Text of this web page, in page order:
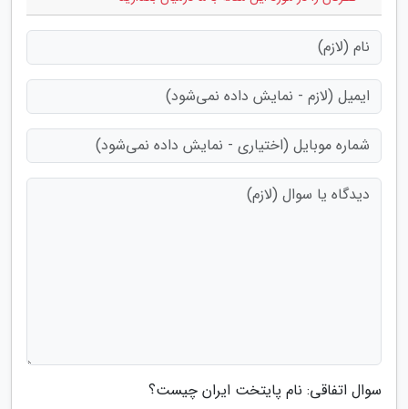
سوال اتفاقی: نام پایتخت ایران چیست؟